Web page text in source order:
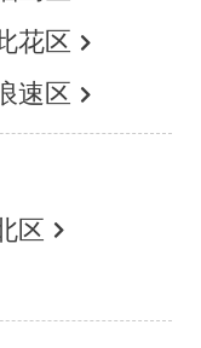
花区
速区
区